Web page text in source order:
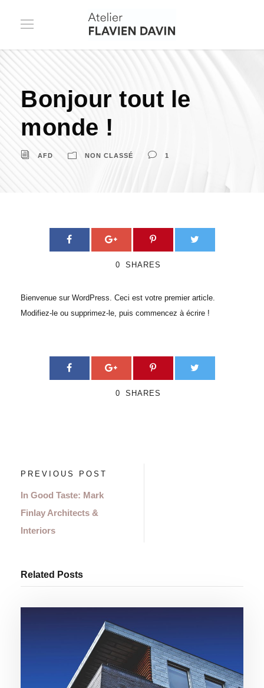
Bonjour tout le
monde !
AFD NON CLASSÉ 1
0 SHARES
Bienvenue sur WordPress. Ceci est votre premier article.
Modifiez-le ou supprimez-le, puis commencez à écrire !
0 SHARES
PREVIOUS POST
In Good Taste: Mark
Finlay Architects &
Interiors
Related Posts